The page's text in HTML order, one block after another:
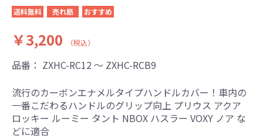
送料無料 売れ筋 おすすめ
￥3,200 （税込）
品番： ZXHC-RC12 ～ ZXHC-RCB9
流行のカーボンエナメルタイプハンドルカバー！車内の
一番こだわるハンドルのグリップ向上 プリウス アクア
ロッキー ルーミー タント NBOX ハスラー VOXY ノア な
どに適合